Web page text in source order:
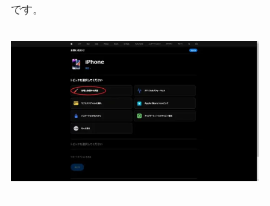
です。